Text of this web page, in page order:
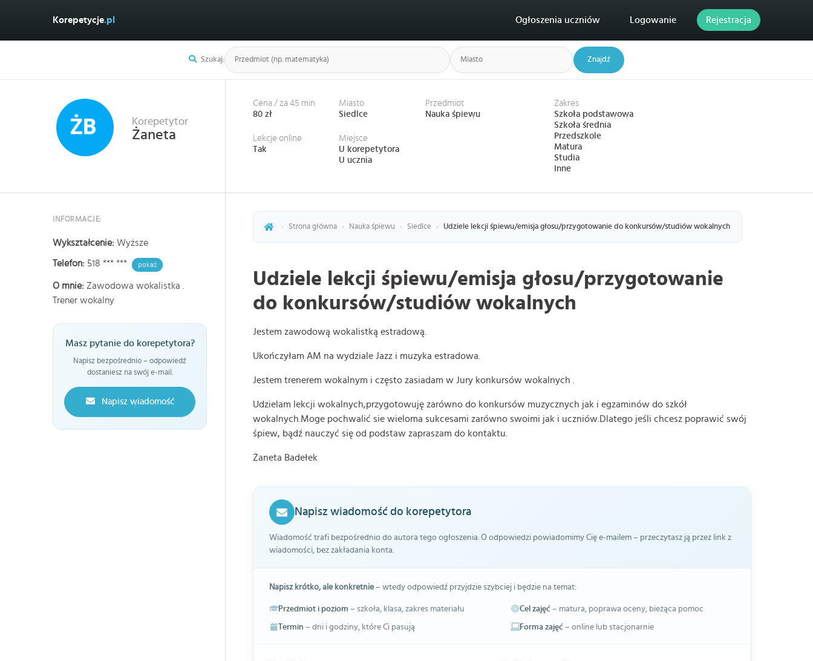
Korepetycje.pl Ogłoszenia uczniów Logowanie Rejestracja
Szukaj: Znajdź
Korepetytor
Żaneta
INFORMACJE:
Wykształcenie: Wyższe
Telefon: 518 *** *** pokaż
O mnie: Zawodowa wokalistka .
Trener wokalny
Masz pytanie do korepetytora?
Napisz bezpośrednio – odpowiedź
dostaniesz na swój e-mail.
Napisz wiadomość
Cena / za 45 min
80 zł
Lekcje online
Tak
Miasto
Siedlce
Miejsce
U korepetytora
U ucznia
Przedmiot
Nauka śpiewu
Zakres
Szkoła podstawowa
Szkoła średnia
Przedszkole
Matura
Studia
Inne
› Strona główna › Nauka śpiewu › Siedlce › Udziele lekcji śpiewu/emisja głosu/przygotowanie do konkursów/studiów wokalnych
Udziele lekcji śpiewu/emisja głosu/przygotowanie
do konkursów/studiów wokalnych
Jestem zawodową wokalistką estradową.
Ukończyłam AM na wydziale Jazz i muzyka estradowa.
Jestem trenerem wokalnym i często zasiadam w Jury konkursów wokalnych .
Udzielam lekcji wokalnych,przygotowuję zarówno do konkursów muzycznych jak i egzaminów do szkół
wokalnych.Moge pochwalić sie wieloma sukcesami zarówno swoimi jak i uczniów.Dlatego jeśli chcesz poprawić swój
śpiew, bądź nauczyć się od podstaw zapraszam do kontaktu.
Żaneta Badełek
Napisz wiadomość do korepetytora
Wiadomość trafi bezpośrednio do autora tego ogłoszenia. O odpowiedzi powiadomimy Cię e-mailem – przeczytasz ją przez link z
wiadomości, bez zakładania konta.
Napisz krótko, ale konkretnie– wtedy odpowiedź przyjdzie szybciej i będzie na temat:
Przedmiot i poziom – szkoła, klasa, zakres materiału Cel zajęć – matura, poprawa oceny, bieżąca pomoc
Termin – dni i godziny, które Ci pasują Forma zajęć – online lub stacjonarnie